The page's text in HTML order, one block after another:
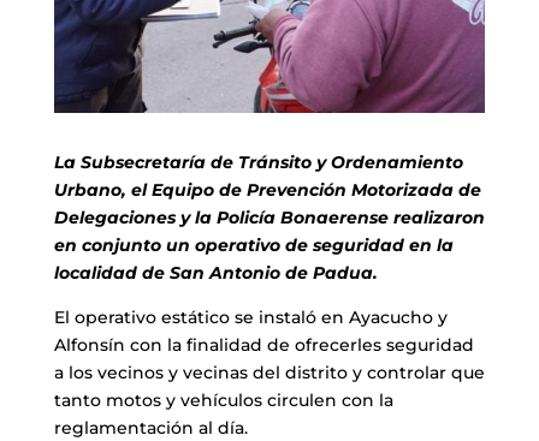
La Subsecretaría de Tránsito y Ordenamiento
Urbano, el Equipo de Prevención Motorizada de
Delegaciones y la Policía Bonaerense realizaron
en conjunto un operativo de seguridad en la
localidad de San Antonio de Padua.
El operativo estático se instaló en Ayacucho y
Alfonsín con la finalidad de ofrecerles seguridad
a los vecinos y vecinas del distrito y controlar que
tanto motos y vehículos circulen con la
reglamentación al día.